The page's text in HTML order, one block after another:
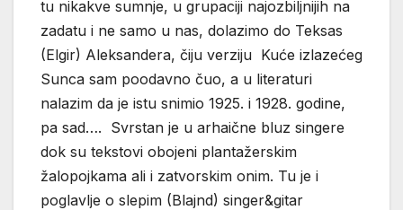
tu nikakve sumnje, u grupaciji najozbiljnijih na
zadatu i ne samo u nas, dolazimo do Teksas
(Elgir) Aleksandera, čiju verziju Kuće izlazećeg
Sunca sam poodavno čuo, a u literaturi
nalazim da je istu snimio 1925. i 1928. godine,
pa sad…. Svrstan je u arhaične bluz singere
dok su tekstovi obojeni plantažerskim
žalopojkama ali i zatvorskim onim. Tu je i
poglavlje o slepim (Blajnd) singer&gitar